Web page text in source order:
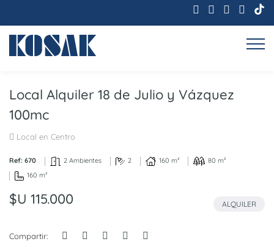
Local Alquiler 18 de Julio y Vázquez
100mc
Local en Centro
Ref: 670 2 Ambientes 2 160 m²
80 m²
160 m²
$U 115.000 ALQUILER
Compartir: